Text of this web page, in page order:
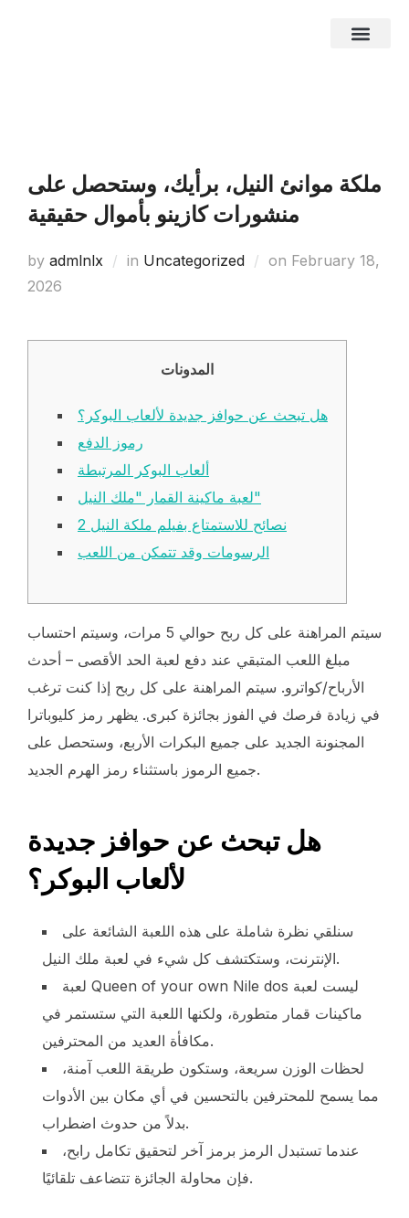
ملكة موانئ النيل، برأيك، وستحصل على
منشورات كازينو بأموال حقيقية
by admlnlx in Uncategorized on February 18,
2026
المدونات
هل تبحث عن حوافز جديدة لألعاب البوكر؟
رموز الدفع
ألعاب البوكر المرتبطة
لعبة ماكينة القمار "ملك النيل"
نصائح للاستمتاع بفيلم ملكة النيل 2
الرسومات وقد تتمكن من اللعب
سيتم المراهنة على كل ربح حوالي 5 مرات، وسيتم احتساب
مبلغ اللعب المتبقي عند دفع لعبة الحد الأقصى – أحدث
الأرباح/كواترو. سيتم المراهنة على كل ربح إذا كنت ترغب
في زيادة فرصك في الفوز بجائزة كبرى. يظهر رمز كليوباترا
المجنونة الجديد على جميع البكرات الأربع، وستحصل على
جميع الرموز باستثناء رمز الهرم الجديد.
هل تبحث عن حوافز جديدة
لألعاب البوكر؟
سنلقي نظرة شاملة على هذه اللعبة الشائعة على
الإنترنت، وستكتشف كل شيء في لعبة ملك النيل.
لعبة Queen of your own Nile dos ليست لعبة
ماكينات قمار متطورة، ولكنها اللعبة التي ستستمر في
مكافأة العديد من المحترفين.
لحظات الوزن سريعة، وستكون طريقة اللعب آمنة،
مما يسمح للمحترفين بالتحسين في أي مكان بين الأدوات
بدلاً من حدوث اضطراب.
عندما تستبدل الرمز برمز آخر لتحقيق تكامل رابح،
فإن محاولة الجائزة تتضاعف تلقائيًا.